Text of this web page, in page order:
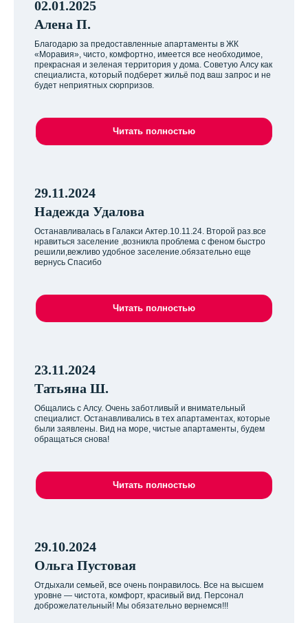
02.01.2025
Алена П.
Благодарю за предоставленные апартаменты в ЖК
«Моравия», чисто, комфортно, имеется все необходимое,
прекрасная и зеленая территория у дома. Советую Алсу как
специалиста, который подберет жильё под ваш запрос и не
будет неприятных сюрпризов.
Читать полностью
29.11.2024
Надежда Удалова
Останавливалась в Галакси Актер.10.11.24. Второй раз.все
нравиться заселение ,возникла проблема с феном быстро
решили,вежливо удобное заселение.обязательно еще
вернусь Спасибо
Читать полностью
23.11.2024
Татьяна Ш.
Общались с Алсу. Очень заботливый и внимательный
специалист. Останавливались в тех апартаментах, которые
были заявлены. Вид на море, чистые апартаменты, будем
обращаться снова!
Читать полностью
29.10.2024
Ольга Пустовая
Отдыхали семьей, все очень понравилось. Все на высшем
уровне — чистота, комфорт, красивый вид. Персонал
доброжелательный! Мы обязательно вернемся!!!